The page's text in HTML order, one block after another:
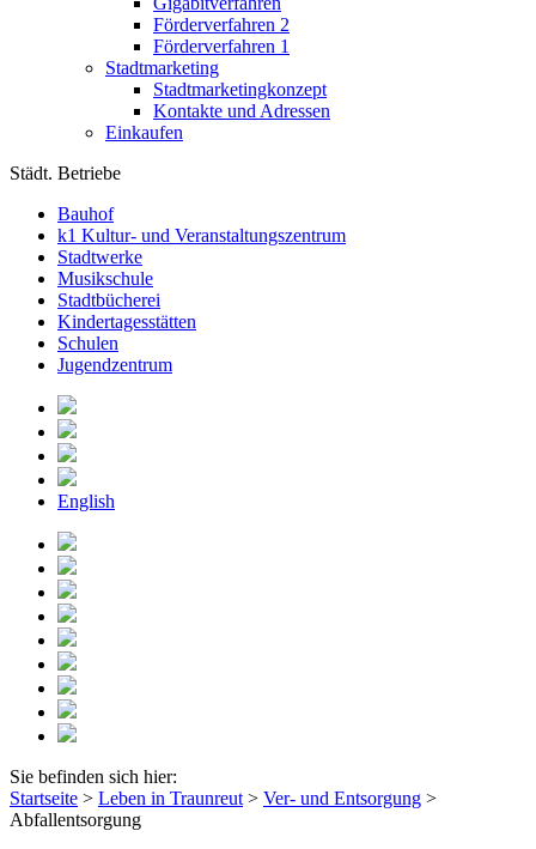
Förderverfahren 2
Förderverfahren 1
Stadtmarketing
Stadtmarketingkonzept
Kontakte und Adressen
Einkaufen
Städt. Betriebe
Bauhof
k1 Kultur- und Veranstaltungszentrum
Stadtwerke
Musikschule
Stadtbücherei
Kindertagesstätten
Schulen
Jugendzentrum
English
Sie befinden sich hier:
Startseite > Leben in Traunreut > Ver- und Entsorgung >
Abfallentsorgung